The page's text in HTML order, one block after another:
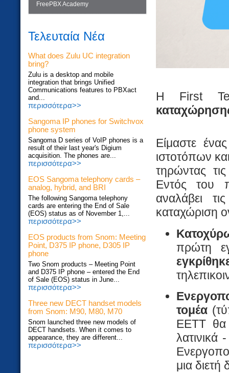
FreePBX Academy
Τελευταία Νέα
What does Zulu UC integration
bring?
Zulu is a desktop and mobile
integration that brings Unified
Communications features to PBXact
and...
περισσότερα>>
Sangoma IP phones for Switchvox
phone system
Sangoma D series of VoIP phones is a
result of their last year's Digium
acquisition. The phones are...
περισσότερα>>
EOS Sangoma telephony cards –
analog, hybrid, and BRI
The following Sangoma telephony
cards are entering the End of Sale
(EOS) status as of November 1,...
περισσότερα>>
EOS products from Snom: Meeting
Point, D375 IP phone, D305 IP
phone
Two Snom products – Meeting Point
and D375 IP phone – entered the End
of Sale (EOS) status in June...
περισσότερα>>
Three new DECT handset models
from Snom: M90, M80, M70
Snom launched three new models of
DECT handsets. When it comes to
appearance, they are different...
περισσότερα>>
Η First
Είμαστε
ιστοτόπων
τηρώντας
Εντός του
αναλάβει
καταχώριση
πρώτη
τομέα
ΕΕΤΤ θα
λατινικά
μια διετή